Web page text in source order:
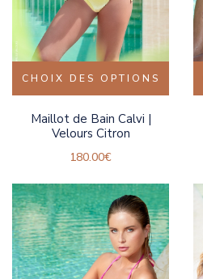
CHOIX DES OPTIONS
Maillot de Bain Calvi |
Velours Citron
180.00€